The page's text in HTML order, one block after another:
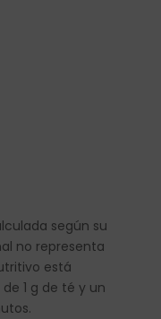
según su
no representa
está
1 g de té y un